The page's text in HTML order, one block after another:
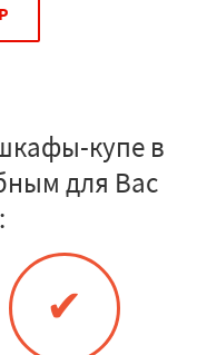
купе в
для Вас
✔